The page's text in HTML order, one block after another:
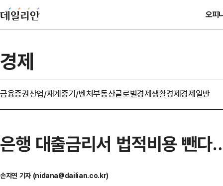
오피
경제
금융증권산업/재계중기/벤처부동산글로벌경제생활경제경제일반
은행 대출금리서 법적비용 뺀
손지연 기자 (nidana@dailian.co.kr)